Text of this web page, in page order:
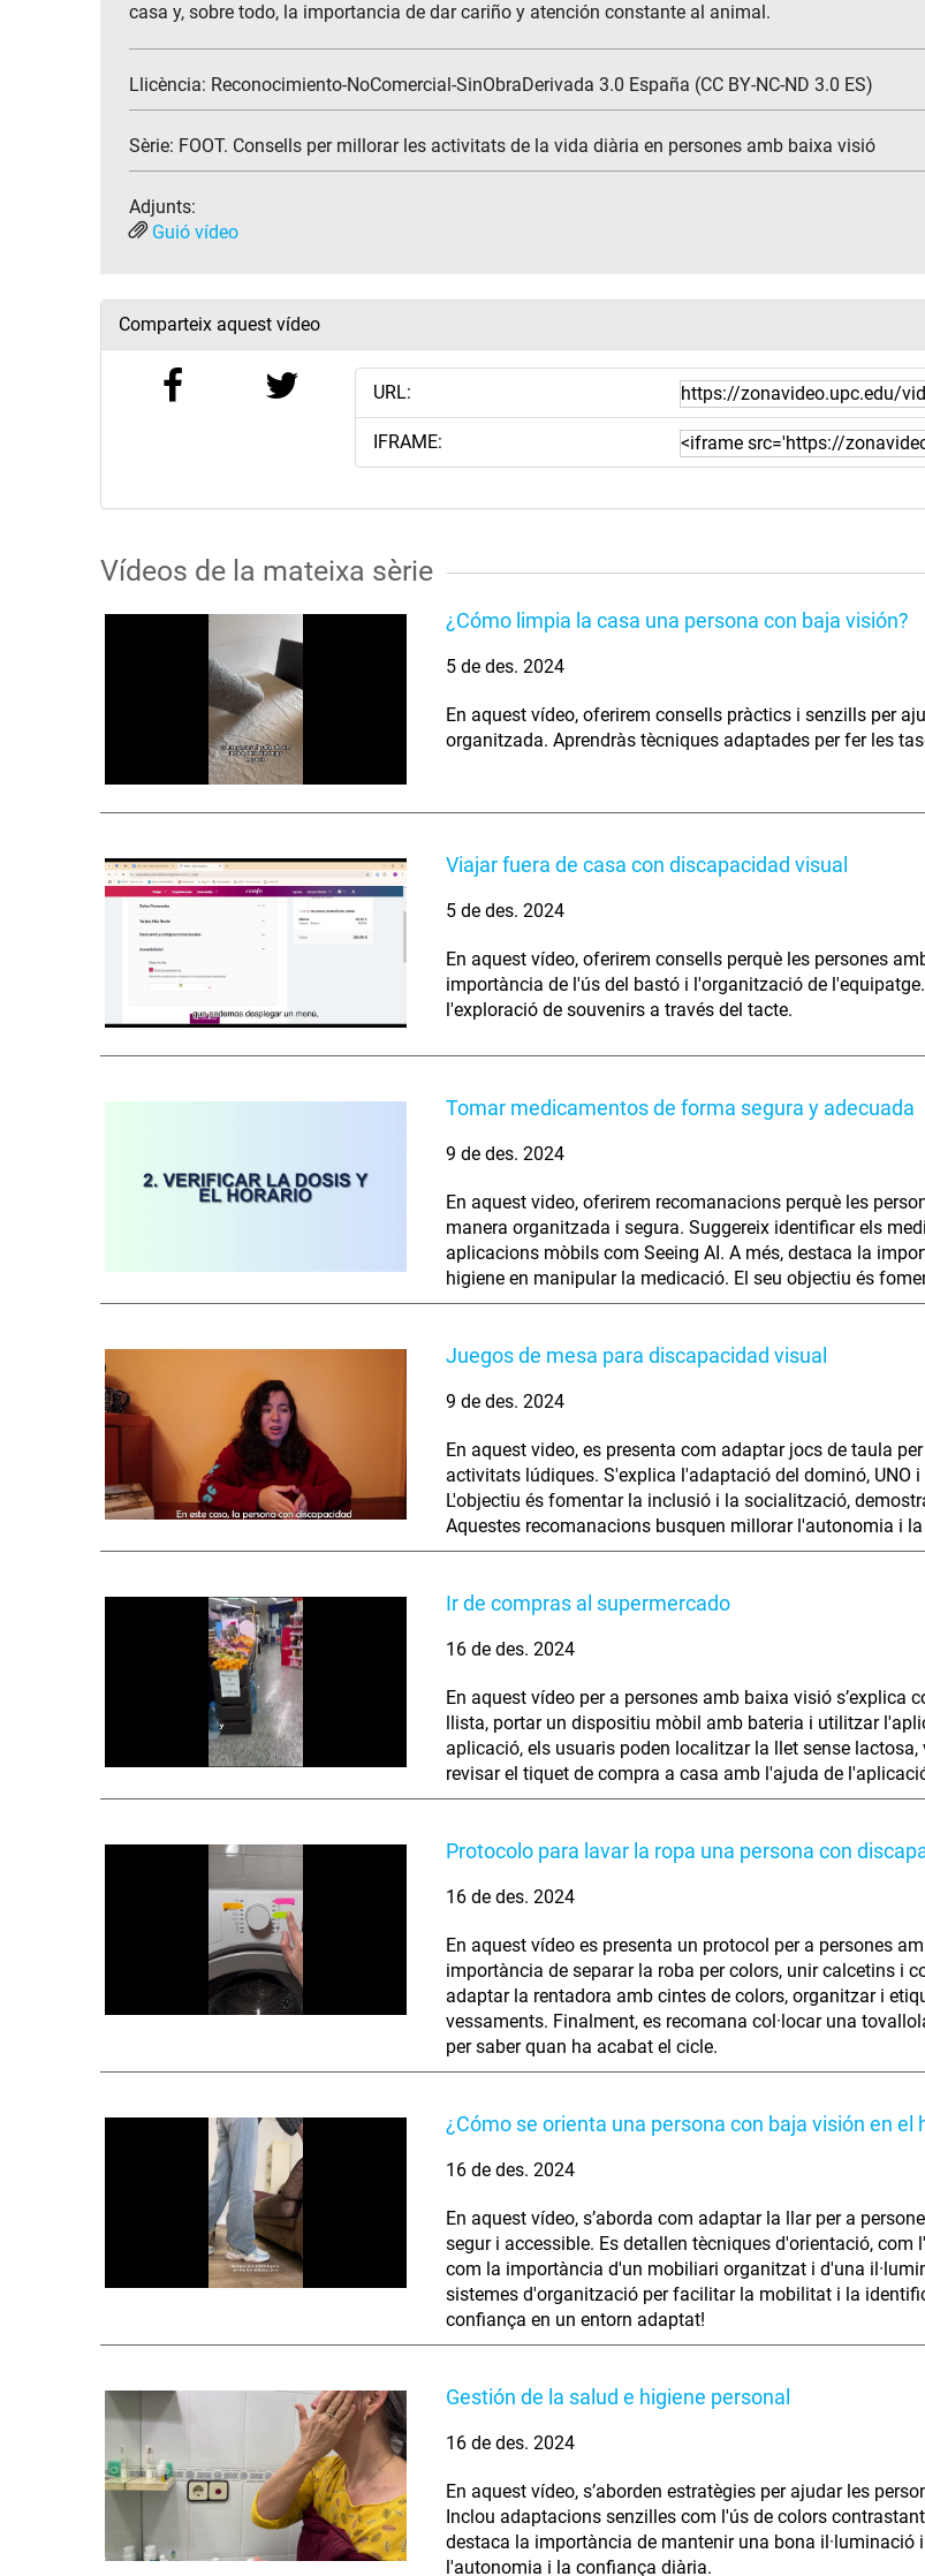
casa y, sobre todo, la importancia de dar cariño y atención constante al animal.
Llicència: Reconocimiento-NoComercial-SinObraDerivada 3.0 España (CC BY-NC-ND 3.0 ES)
Sèrie: FOOT. Consells per millorar les activitats de la vida diària en persones amb baixa visió
Adjunts:
Guió vídeo
Comparteix aquest vídeo
URL:
IFRAME:
Vídeos de la mateixa sèrie
¿Cómo limpia la casa una persona con baja visión?
5 de des. 2024
En aquest vídeo, oferirem consells pràctics i senzills per
organitzada. Aprendràs tècniques adaptades per fer les
Viajar fuera de casa con discapacidad visual
5 de des. 2024
En aquest vídeo, oferirem consells perquè les persones
importància de l'ús del bastó i l'organització de
l'exploració de souvenirs a través del tacte.
Tomar medicamentos de forma segura y adecuada
9 de des. 2024
En aquest video, oferirem recomanacions perquè les
manera organitzada i segura. Suggereix identificar els
aplicacions mòbils com Seeing AI. A més, destaca la
higiene en manipular la medicació. El seu objectiu és
Juegos de mesa para discapacidad visual
9 de des. 2024
En aquest video, es presenta com adaptar jocs de taula
activitats lúdiques. S'explica l'adaptació del dominó,
L'objectiu és fomentar la inclusió i la socialització,
Aquestes recomanacions busquen millorar l'autonomia i
Ir de compras al supermercado
16 de des. 2024
En aquest vídeo per a persones amb baixa visió
llista, portar un dispositiu mòbil amb bateria i utilitzar
aplicació, els usuaris poden localitzar la llet sense
revisar el tiquet de compra a casa amb l'ajuda de
Protocolo para lavar la ropa una persona con
16 de des. 2024
En aquest vídeo es presenta un protocol per a persones
importància de separar la roba per colors, unir calcetins i
adaptar la rentadora amb cintes de colors, organitzar i
vessaments. Finalment, es recomana col·locar una
per saber quan ha acabat el cicle.
¿Cómo se orienta una persona con baja visión en el
16 de des. 2024
En aquest vídeo, s’aborda com adaptar la llar per a
segur i accessible. Es detallen tècniques d'orientació,
com la importància d'un mobiliari organitzat i d'una
sistemes d'organització per facilitar la mobilitat i la
confiança en un entorn adaptat!
Gestión de la salud e higiene personal
16 de des. 2024
En aquest vídeo, s’aborden estratègies per ajudar les
Inclou adaptacions senzilles com l'ús de colors
destaca la importància de mantenir una bona
l'autonomia i la confiança diària.